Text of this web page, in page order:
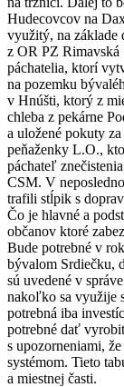
Hudecovcov na
využitý, na základe
z OR PZ
páchatelia, ktorí
na pozemku
v Hnúšti, ktorý z
chleba z pekárne
a uložené pokuty
peňaženky L.O.,
páchateľ
CSM. V
trafili stĺpik s
Čo je hlavné a
občanov ktoré
Bude potrebné v
bývalom Srdiečku,
sú uvedené v
nakoľko sa využije
potrebná iba
potrebné dať
s upozorneniami,
systémom. Tieto
a miestnej časti.